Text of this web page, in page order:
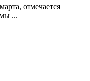
отмечается
...